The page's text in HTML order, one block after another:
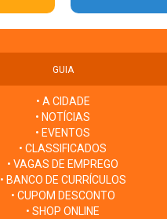
GUIA
• A CIDADE
• NOTÍCIAS
• EVENTOS
• CLASSIFICADOS
• VAGAS DE EMPREGO
• BANCO DE CURRÍCULOS
• CUPOM DESCONTO
• SHOP ONLINE